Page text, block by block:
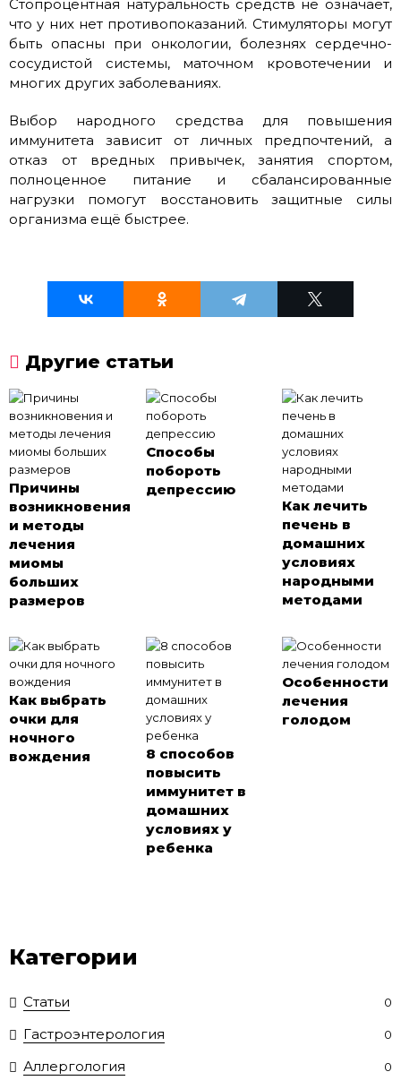
Стопроцентная натуральность средств не означает,
что у них нет противопоказаний. Стимуляторы могут
быть опасны при онкологии, болезнях сердечно-
сосудистой системы, маточном кровотечении и
многих других заболеваниях.
Выбор народного средства для повышения
иммунитета зависит от личных предпочтений, а
отказ от вредных привычек, занятия спортом,
полноценное питание и сбалансированные
нагрузки помогут восстановить защитные силы
организма ещё быстрее.
Другие статьи
Причины
возникновения
и методы
лечения
миомы
больших
размеров
Способы
побороть
депрессию
Как лечить
печень в
домашних
условиях
народными
методами
Как выбрать
очки для
ночного
вождения
8 способов
повысить
иммунитет в
домашних
условиях у
ребенка
Особенности
лечения
голодом
Категории
Статьи 0
Гастроэнтерология 0
Аллергология 0